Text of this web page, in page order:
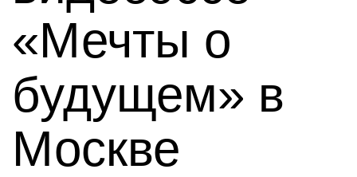
«Мечты о
будущем» в
Москве